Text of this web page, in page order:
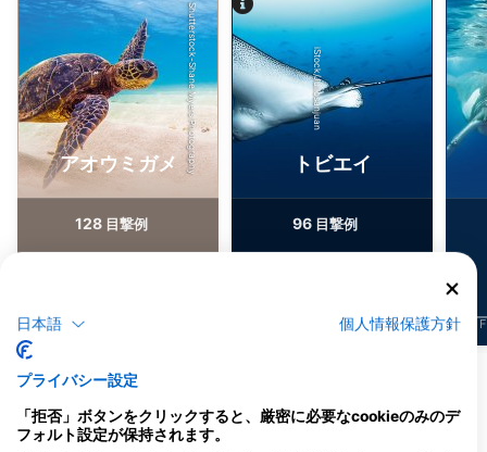
Shutterstock-Shane Myers Photography
アオウミガメ
128目撃例
J F M A
iStock/Juliosanjuan
トビエイ
96 目撃例
J A S O N D F
グセンター
日本語 個人情報保護方針
プライバシー設定
「拒否」ボタンをクリックすると、厳密に必要なcookieのみのデ
フォルト設定が保持されます。